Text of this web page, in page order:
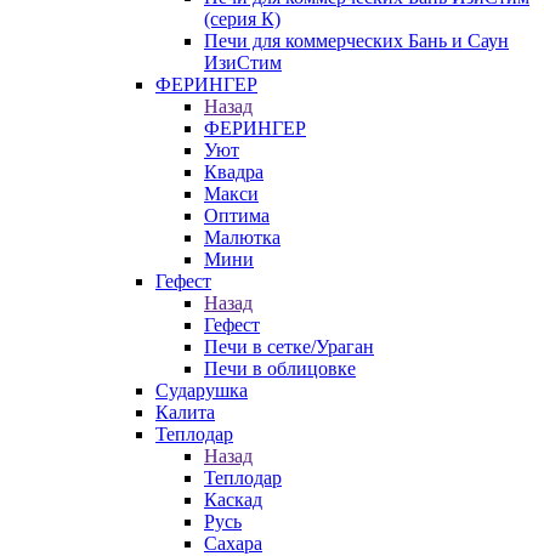
(серия К)
Печи для коммерческих Бань и Саун
ИзиСтим
ФЕРИНГЕР
Назад
ФЕРИНГЕР
Уют
Квадра
Макси
Оптима
Малютка
Мини
Гефест
Назад
Гефест
Печи в сетке/Ураган
Печи в облицовке
Сударушка
Калита
Теплодар
Назад
Теплодар
Каскад
Русь
Сахара